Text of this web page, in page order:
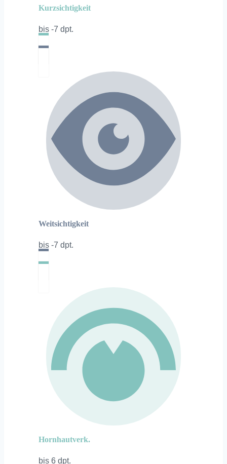
Kurzsichtigkeit
bis -7 dpt.
Weitsichtigkeit
bis -7 dpt.
Hornhautverk.
bis 6 dpt.